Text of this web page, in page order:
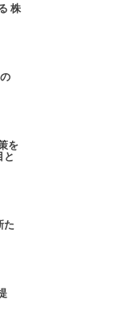
株
を
と
た